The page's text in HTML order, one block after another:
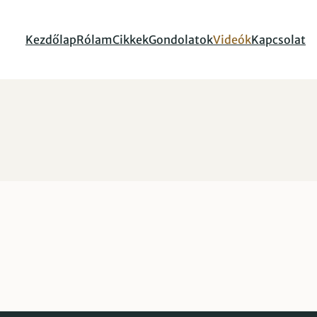
KezdőlapRólamCikkekGondolatokVideókKapcsolat